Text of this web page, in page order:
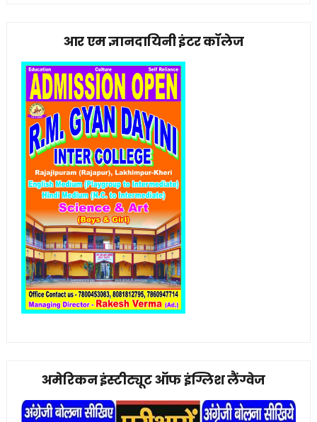
आर एम ज्ञानदायिनी इंटर कॉलेज
अमेरिकन इंस्टीट्यूट ऑफ इंग्लिश लैंग्वेज